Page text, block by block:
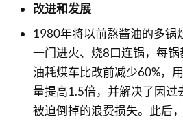
改进和发展
1980年将以前熬酱油的多锅
一门进火、烧8口连锅，每
油耗煤车比改前减少60%，
量提高1.5倍，并解决了因过
被迫倒掉的浪费损失。此后